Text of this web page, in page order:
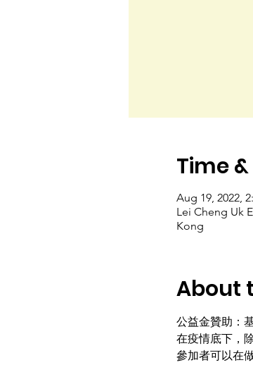
Time
Aug 19, 2022,
Lei Cheng Uk
Kong
About
公益金贊助：
在疫情底下，
參加者可以在